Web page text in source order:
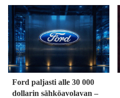
Ford paljasti alle 30 000
dollarin sähköavolavan –